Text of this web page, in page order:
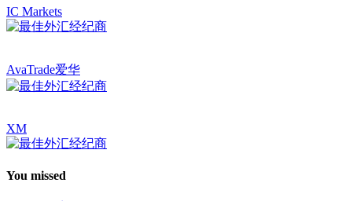
IC Markets
AvaTrade爱华
XM
You missed